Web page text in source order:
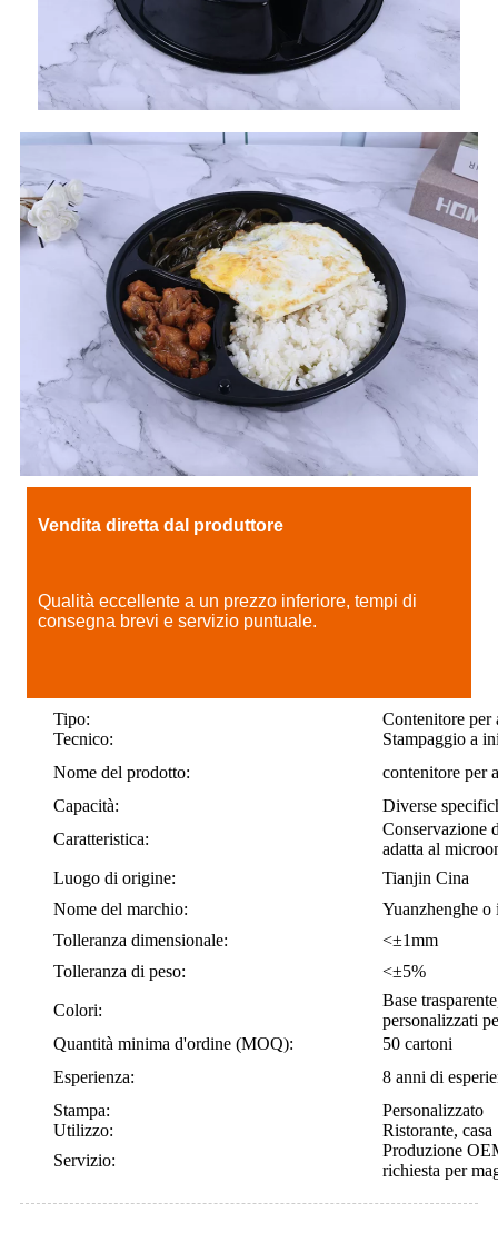
Vendita diretta dal produttore
Qualità eccellente a un prezzo inferiore, tempi di
consegna brevi e servizio puntuale.
Tipo:
Contenitore per
Tecnico:
Stampaggio a
Nome del prodotto:
contenitore per
Capacità:
Diverse
Caratteristica:
Conservazione
adatta al
Luogo di origine:
Tianjin Cina
Nome del marchio:
Yuanzhenghe
Tolleranza dimensionale:
<±1mm
Tolleranza di peso:
<±5%
Colori:
Base
personalizzati
Quantità minima d'ordine (MOQ):
50 cartoni
Esperienza:
8 anni di
Stampa:
Personalizzato
Utilizzo:
Ristorante, casa
Servizio:
Produzione
richiesta per